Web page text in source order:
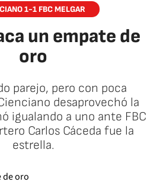
1-1 FBC MELGAR
un empate de
oro
parejo, pero con poca
desaprovechó la
igualando a uno ante FBC
Carlos Cáceda fue la
estrella.